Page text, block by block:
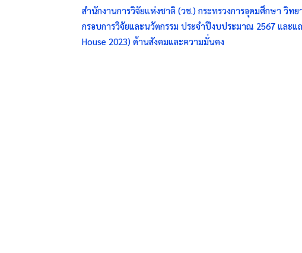
สำนักงานการวิจัยแห่งชาติ (วช.) กระทรวงการอุดมศึกษา วิท
กรอบการวิจัยและนวัตกรรม ประจำปีงบประมาณ 2567 และแ
House 2023) ด้านสังคมและความมั่นคง